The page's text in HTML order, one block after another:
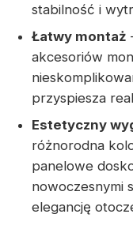
stabilność i
Łatwy montaż
akcesoriów
przyspiesza
Estetyczny
różnorodna
panelowe
nowoczesnymi
elegancję